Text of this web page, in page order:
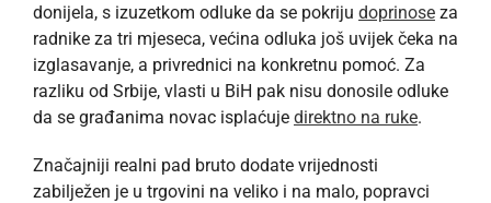
donijela, s izuzetkom odluke da se pokriju doprinose za
radnike za tri mjeseca, većina odluka još uvijek čeka na
izglasavanje, a privrednici na konkretnu pomoć. Za
razliku od Srbije, vlasti u BiH pak nisu donosile odluke
da se građanima novac isplaćuje direktno na ruke.
Značajniji realni pad bruto dodate vrijednosti
zabilježen je u trgovini na veliko i na malo, popravci